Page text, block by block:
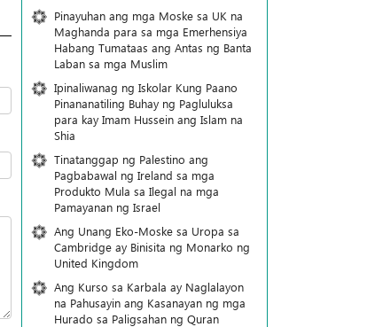
Pinayuhan ang mga Moske sa UK na
Maghanda para sa mga Emerhensiya
Habang Tumataas ang Antas ng Banta
Laban sa mga Muslim
Ipinaliwanag ng Iskolar Kung Paano
Pinananatiling Buhay ng Pagluluksa
para kay Imam Hussein ang Islam na
Shia
Tinatanggap ng Palestino ang
Pagbabawal ng Ireland sa mga
Produkto Mula sa Ilegal na mga
Pamayanan ng Israel
Ang Unang Eko-Moske sa Uropa sa
Cambridge ay Binisita ng Monarko ng
United Kingdom
Ang Kurso sa Karbala ay Naglalayon
na Pahusayin ang Kasanayan ng mga
Hurado sa Paligsahan ng Quran